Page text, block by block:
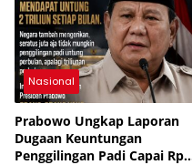
Nasional
Prabowo Ungkap Laporan
Dugaan Keuntungan
Penggilingan Padi Capai Rp2